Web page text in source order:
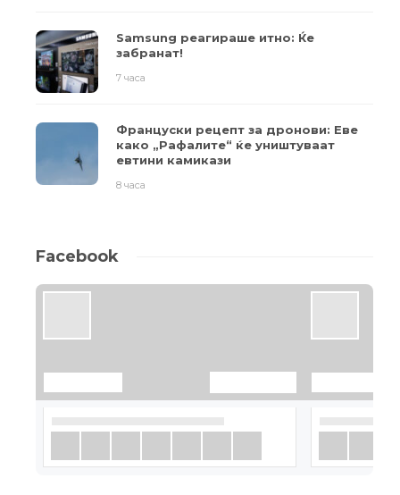
Samsung реагираше итно: Ќе
забранат!
7 часа
Француски рецепт за дронови: Еве
како „Рафалите“ ќе уништуваат
евтини камикази
8 часа
Facebook